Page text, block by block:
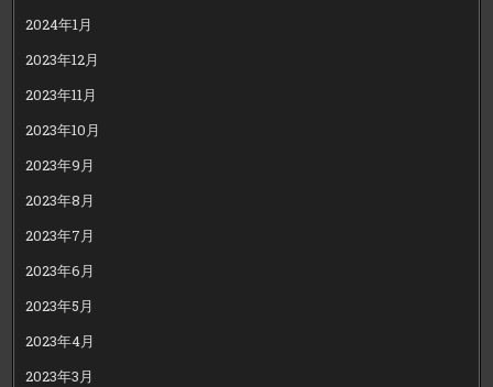
2024年1月
2023年12月
2023年11月
2023年10月
2023年9月
2023年8月
2023年7月
2023年6月
2023年5月
2023年4月
2023年3月